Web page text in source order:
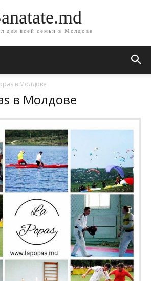
для всей семьи в Молдове
в Молдове
в Молдове